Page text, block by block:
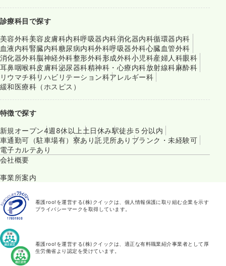
診療科目で探す
美容外科美容皮膚科内科呼吸器内科消化器内科循環器内科
血液内科腎臓内科糖尿病内科外科呼吸器外科心臓血管外科
消化器外科脳神経外科整形外科形成外科小児科産婦人科眼科
耳鼻咽喉科皮膚科泌尿器科精神科・心療内科放射線科麻酔科
リウマチ科リハビリテーション科アレルギー科
緩和医療科（ホスピス）
特徴で探す
新規オープン4週8休以上 土日休み駅徒歩５分以内
車通勤可（駐車場有） 寮あり託児所あり ブランク・未経験可
電子カルテあり
会社概要
事業所案内
看護roo!を運営する(株)クイックは、個人情報保護に取り組む企業を示す
プライバシーマークを取得しています。
看護roo!を運営する(株)クイックは、適正な有料職業紹介事業者として厚
生労働省より認定を受けています。